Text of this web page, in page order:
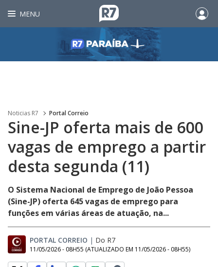
MENU
Noticias R7 Portal Correio
Sine-JP oferta mais de 600
vagas de emprego a partir
desta segunda (11)
O Sistema Nacional de Emprego de João Pessoa
(Sine-JP) oferta 645 vagas de emprego para
funções em várias áreas de atuação, na...
PORTAL CORREIO | Do R7
11/05/2026 - 08H55 (ATUALIZADO EM 11/05/2026 - 08H55)